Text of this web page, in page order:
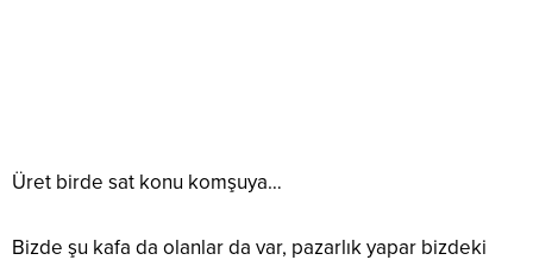
Üret birde sat konu komşuya…
Bizde şu kafa da olanlar da var, pazarlık yapar bizdeki